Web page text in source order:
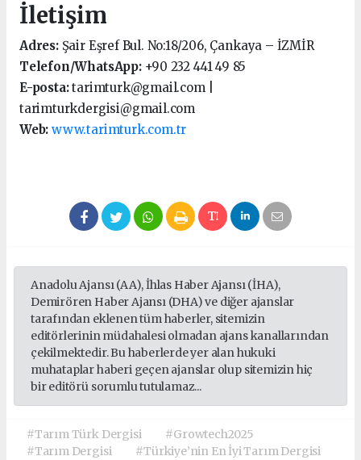
İletişim
Adres:Şair Eşref Bul. No:18/206, Çankaya – İZMİR
Telefon/WhatsApp:+90 232 441 49 85
E-posta:tarimturk@gmail.com |
tarimturkdergisi@gmail.com
Web: www.tarimturk.com.tr
Anadolu Ajansı (AA), İhlas Haber Ajansı (İHA),
Demirören Haber Ajansı (DHA) ve diğer ajanslar
tarafından eklenen tüm haberler, sitemizin
editörlerinin müdahalesi olmadan ajans kanallarından
çekilmektedir. Bu haberlerde yer alan hukuki
muhataplar haberi geçen ajanslar olup sitemizin hiç
bir editörü sorumlu tutulamaz...
#Tarım Türk Dergisi
#Growtech2025
#Tarım Dergisi
#Türkiye’nin En İyi Tarım Dergisi